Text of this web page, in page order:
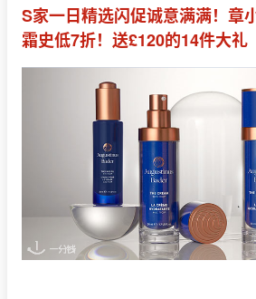
S家一日精选闪促诚意满满！章
霜史低7折！送£120的14件大礼